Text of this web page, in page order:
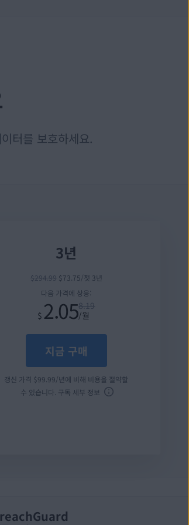
터를 보호하세요.
3년
$294.99 $73.75/첫 3년
다음 가격에 상응:
$ 2.058.19
/월
지금 구매
갱신 가격 $99.99/년에 비해 비용을 절약할
수 있습니다. 구독 세부 정보